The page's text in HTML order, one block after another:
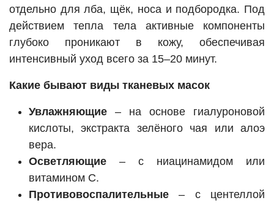
отдельно для лба, щёк, носа и подбородка. Под
действием тепла тела активные компоненты
глубоко проникают в кожу, обеспечивая
интенсивный уход всего за 15–20 минут.
Какие бывают виды тканевых масок
Увлажняющие – на основе гиалуроновой
кислоты, экстракта зелёного чая или алоэ
вера.
Осветляющие – с ниацинамидом или
витамином С.
Противовоспалительные – с центеллой